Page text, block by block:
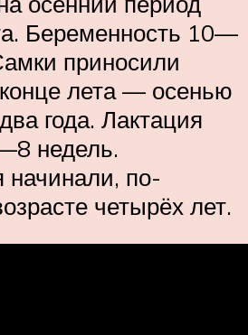
Беременность 10—
приносили
лета — осенью
года. Лактация
недель.
начинали, по-
четырёх лет.